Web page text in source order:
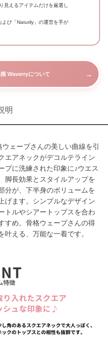
見えるアイテムだけを厳選し
よび「Naturily」の運営を手が
Waverryについて →
明
ェーブさんの美しい曲線を引
エアネックがデコルテライン
プに洗練された印象に♪ウエス
脚長効果とスタイルアップを
分が、下半身のボリュームを
げます。シンプルなデザイン
トルやシアートップスを合わ
すめ。骨格ウェーブさんの得
える、万能な一着です。